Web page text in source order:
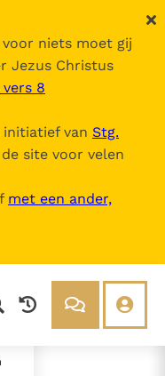
niets moet gij
Jezus Christus
8
initiatief van Stg.
site voor velen
met een ander,
ons
RK Documenten
Kerk